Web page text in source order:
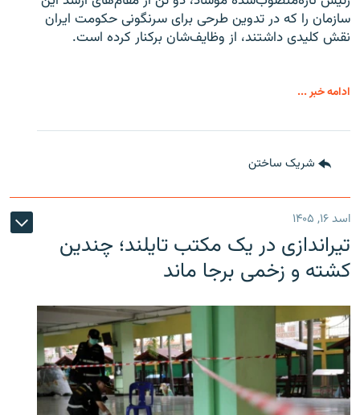
سازمان را که در تدوین طرحی برای سرنگونی حکومت ایران
نقش کلیدی داشتند، از وظایف‌شان برکنار کرده است.
ادامه خبر ...
شریک ساختن
اسد ۱۶, ۱۴۰۵
تیراندازی در یک مکتب تایلند؛ چندین
کشته و زخمی برجا ماند